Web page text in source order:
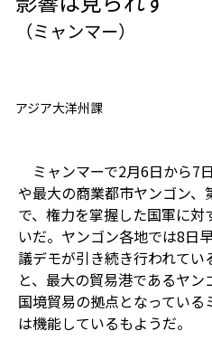
（ミャンマー）
アジア大洋州課
ミャンマーで2月6日から7
や最大の商業都市ヤンゴン
で、権力を掌握した国軍に
いだ。ヤンゴン各地では8日
議デモが引き続き行われて
と、最大の貿易港であるヤ
国境貿易の拠点となってい
は機能しているもようだ。